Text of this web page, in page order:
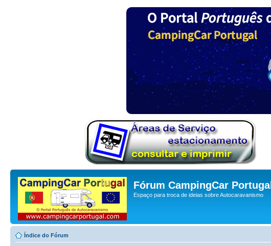
Fórum CampingCar Portugal
Espaço para troca de ideias sobre Autocaravanismo
Índice do Fórum